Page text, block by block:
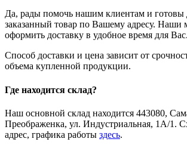
Да, рады помочь нашим клиентам и готовы
заказанный товар по Вашему адресу. Наши
оформить доставку в удобное время для Вас.
Способ доставки и цена зависит от
объема купленной продукции.
Где находится склад?
Наш основной склад находится 443080,
Преображенка, ул. Индустриальная, 1А/1.
адрес, графика работы здесь.